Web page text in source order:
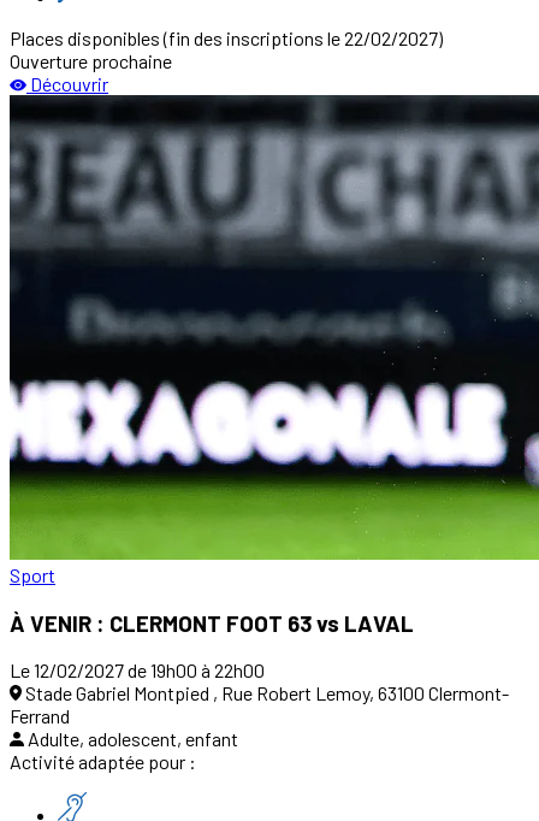
Places disponibles(fin des inscriptions le 22/02/2027)
Ouverture prochaine
Découvrir
Sport
À VENIR : CLERMONT FOOT 63 vs LAVAL
Le 12/02/2027 de 19h00 à 22h00
Stade Gabriel Montpied , Rue Robert Lemoy, 63100 Clermont-
Ferrand
Adulte, adolescent, enfant
Activité adaptée pour :